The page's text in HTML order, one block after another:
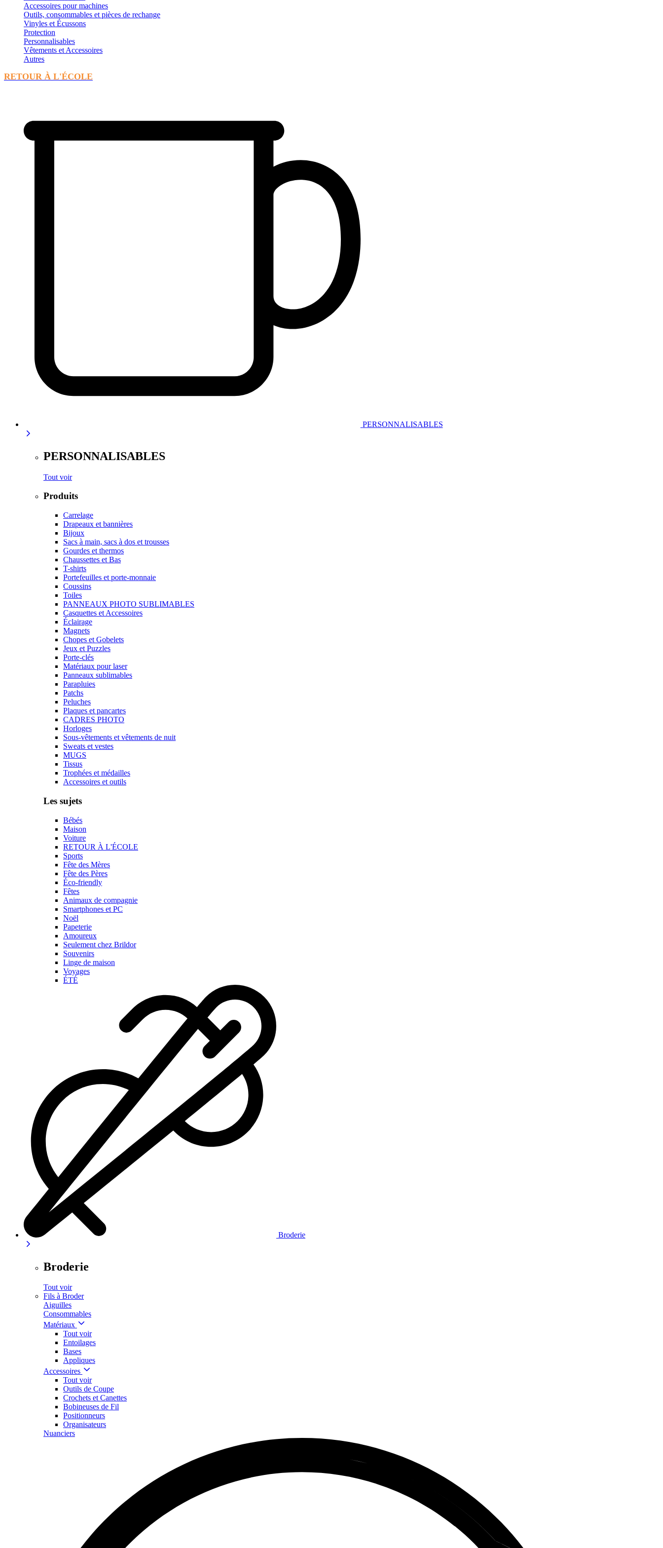
Accessoires pour machines
Outils, consommables et pièces de rechange
Vinyles et Écussons
Protection
Personnalisables
Vêtements et Accessoires
Autres
RETOUR À L'ÉCOLE
PERSONNALISABLES
PERSONNALISABLES
Tout voir
Produits
Carrelage
Drapeaux et bannières
Bijoux
Sacs à main, sacs à dos et trousses
Gourdes et thermos
Chaussettes et Bas
T-shirts
Portefeuilles et porte-monnaie
Coussins
Toiles
PANNEAUX PHOTO SUBLIMABLES
Casquettes et Accessoires
Éclairage
Magnets
Chopes et Gobelets
Jeux et Puzzles
Porte-clés
Matériaux pour laser
Panneaux sublimables
Parapluies
Patchs
Peluches
Plaques et pancartes
CADRES PHOTO
Horloges
Sous-vêtements et vêtements de nuit
Sweats et vestes
MUGS
Tissus
Trophées et médailles
Accessoires et outils
Les sujets
Bébés
Maison
Voiture
RETOUR À L'ÉCOLE
Sports
Fête des Mères
Fête des Pères
Éco-friendly
Fêtes
Animaux de compagnie
Smartphones et PC
Noël
Papeterie
Amoureux
Seulement chez Brildor
Souvenirs
Linge de maison
Voyages
ÉTÉ
Broderie
Broderie
Tout voir
Fils à Broder
Aiguilles
Consommables
Matériaux
Tout voir
Entoilages
Bases
Appliques
Accessoires
Tout voir
Outils de Coupe
Crochets et Canettes
Bobineuses de Fil
Positionneurs
Organisateurs
Nuanciers